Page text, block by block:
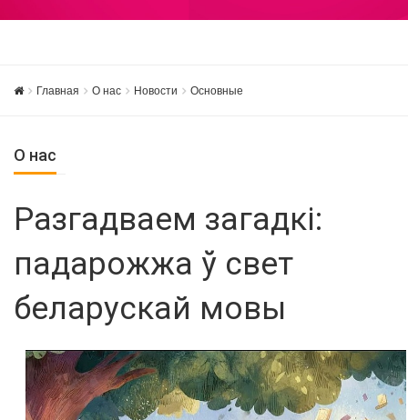
Главная О нас Новости Основные
О нас
Разгадваем загадкі:
падарожжа ў свет
беларускай мовы